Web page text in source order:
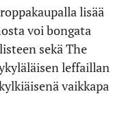
lisää
voi bongata
sekä The
leffaillan
vaikkapa